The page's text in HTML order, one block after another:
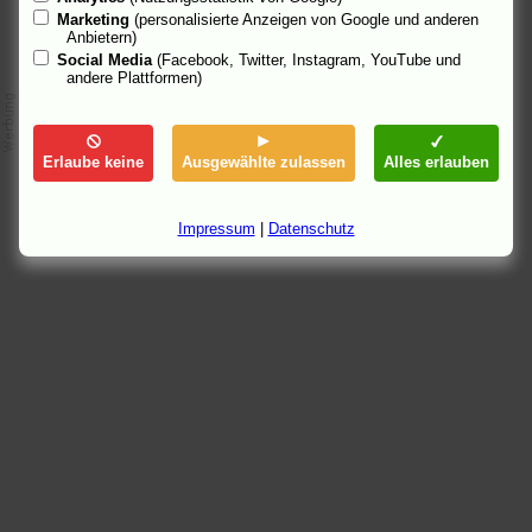
Marketing (personalisierte Anzeigen von Google und anderen
Anbietern)
Social Media (Facebook, Twitter, Instagram, YouTube und
andere Plattformen)
Erlaube keine Ausgewählte zulassen Alles erlauben
Impressum Datenschutz